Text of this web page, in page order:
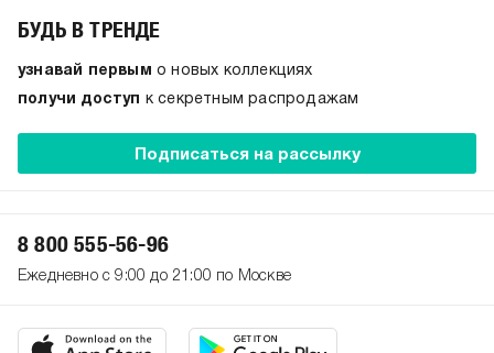
БУДЬ В ТРЕНДЕ
узнавай первым о новых коллекциях
получи доступ к секретным распродажам
Подписаться на рассылку
8 800 555-56-96
Ежедневно с 9:00 до 21:00 по Москве